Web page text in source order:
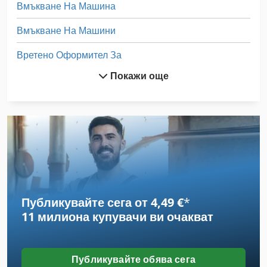
Вмъкване На Машина
Вмъкване На Машини
Вретено Оформител За
Диспергиране На Машина
Лист За Почистване На Машини
Машина За Заваряване На Окото
Машина За Миене На Стъкла
Намаляване На Машина
Перална Машина На Част От
Пиле На Дърво
Покажи още
Публикувайте сега от 4,49 €*
11 милиона купувачи ви очакват
Публикувайте обява сега